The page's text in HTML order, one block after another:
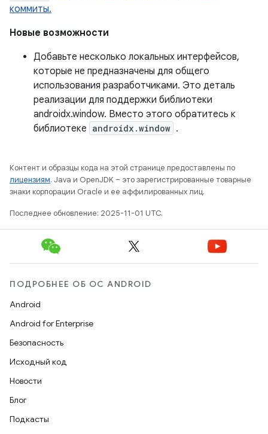
коммиты.
Новые возможности
Добавьте несколько локальных интерфейсов,
которые не предназначены для общего
использования разработчиками. Это деталь
реализации для поддержки библиотеки
androidx.window. Вместо этого обратитесь к
библиотеке androidx.window .
Контент и образцы кода на этой странице предоставлены по
лицензиям. Java и OpenJDK – это зарегистрированные товарные
знаки корпорации Oracle и ее аффилированных лиц.
Последнее обновление: 2025-11-01 UTC.
ПОДРОБНЕЕ ОБ ОС ANDROID
Android
Android for Enterprise
Безопасность
Исходный код
Новости
Блог
Подкасты